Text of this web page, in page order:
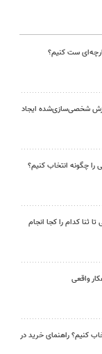
ست کنیم؟
شخصی‌سازی‌شده ایجاد
را چگونه انتخاب کنیم؟
ثنا کدام را کجا انجام
کنیم؟ راهنمای خرید در